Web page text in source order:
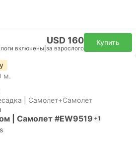
USD 160
включены за взрослого
Купить
м.
| Самолет+Самолет
| Самолет #EW9519 +1